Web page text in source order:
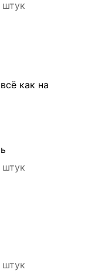
как на